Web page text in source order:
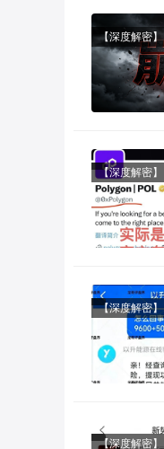
【深度解密】
【深度解密】
【深度解密】
【深度解密】